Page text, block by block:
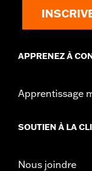
Unité de mesure
12 Inches
Unité de mesure de
d.com/warranty
APPRENEZ À
Apprentissage
SOUTIEN À LA
Nous joindre